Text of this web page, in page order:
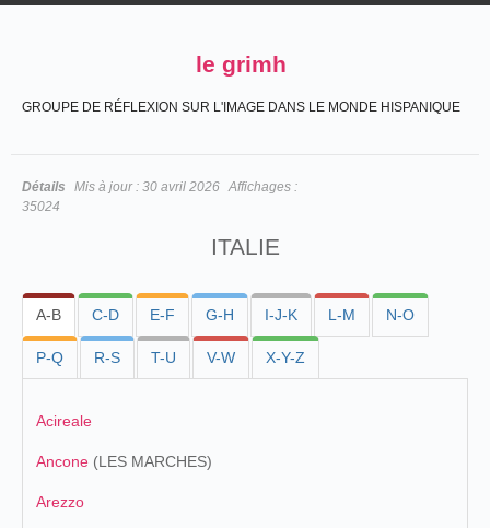
le grimh
GROUPE DE RÉFLEXION SUR L'IMAGE DANS LE MONDE HISPANIQUE
Détails Mis à jour : 30 avril 2026 Affichages :
35024
ITALIE
A-B C-D E-F G-H I-J-K L-M N-O
P-Q R-S T-U V-W X-Y-Z
Acireale
Ancone (LES MARCHES)
Arezzo